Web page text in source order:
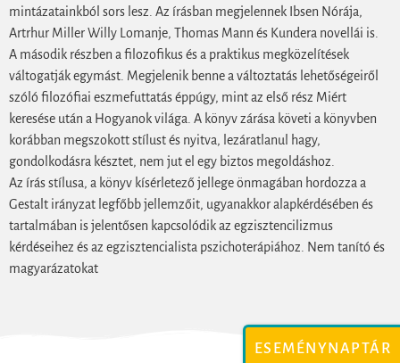
ESEMÉNYNAPTÁR
mintázatainkból sors lesz. Az írásban megjelennek Ibsen Nórája,
Artrhur Miller Willy Lomanje, Thomas Mann és Kundera novellái is.
A második részben a filozofikus és a praktikus megközelítések
váltogatják egymást. Megjelenik benne a változtatás lehetőségeiről
szóló filozófiai eszmefuttatás éppúgy, mint az első rész Miért
keresése után a Hogyanok világa. A könyv zárása követi a könyvben
korábban megszokott stílust és nyitva, lezáratlanul hagy,
gondolkodásra késztet, nem jut el egy biztos megoldáshoz.
Az írás stílusa, a könyv kísérletező jellege önmagában hordozza a
Gestalt irányzat legfőbb jellemzőit, ugyanakkor alapkérdésében és
tartalmában is jelentősen kapcsolódik az egzisztencilizmus
kérdéseihez és az egzisztencialista pszichoterápiához. Nem tanító és
magyarázatokat